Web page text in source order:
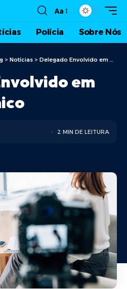
Aa
Polícia Sobre Nós
> Notícias > Delegado Envolvido em Caso Polêmico
em
2 MIN DE LEITURA